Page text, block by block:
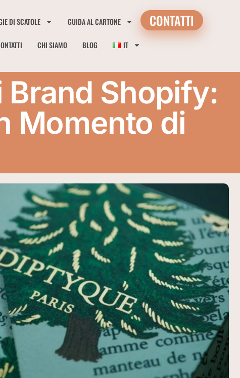
DI SCATOLE GUIDA AL CARTONE
CHI SIAMO BLOG IT
CONTATTI
Shopify:
Momento di